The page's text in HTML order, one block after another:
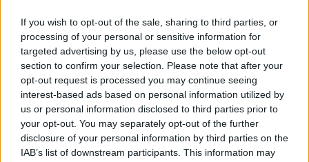
If you wish to opt-out of the sale, sharing to third parties, or
processing of your personal or sensitive information for
targeted advertising by us, please use the below opt-out
section to confirm your selection. Please note that after your
opt-out request is processed you may continue seeing
interest-based ads based on personal information utilized by
us or personal information disclosed to third parties prior to
your opt-out. You may separately opt-out of the further
disclosure of your personal information by third parties on the
IAB’s list of downstream participants. This information may
cambiamento e adottare piccole pratiche
quotidiane, come camminare all’aperto e nutrirsi di
alimenti freschi e leggeri, può aiutare a ristabilire
l’equilibrio mentale. Ricordati di dedicare del tempo
a te stesso e di riflettere sulle emozioni che provi in
questo periodo di transizione.
Conclusioni finali